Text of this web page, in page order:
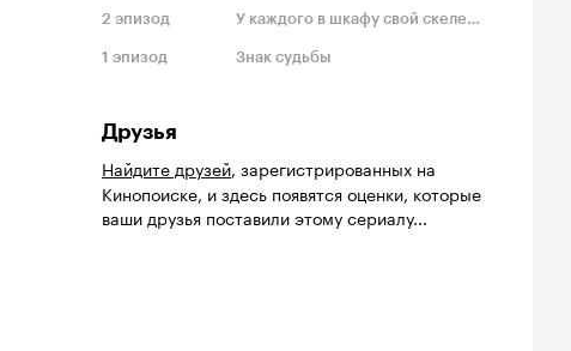
2 эпизод У каждого в шкафу свой скелет. Часть 1
1 эпизод Знак судьбы
Друзья
Найдите друзей, зарегистрированных на
Кинопоиске, и здесь появятся оценки, которые
ваши друзья поставили этому сериалу...